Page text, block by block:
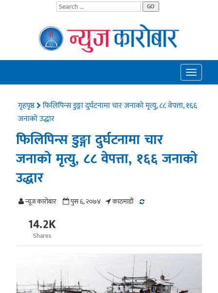
GO
Toggle
गृहपृष्ठ
फिलिपिन्स डुङ्गा दुर्घटनामा चार जनाको मृत्यु, ८८ वेपत्ता, १६६
जनाको उद्धार
फिलिपिन्स डुङ्गा दुर्घटनामा चार
जनाको मृत्यु, ८८ वेपत्ता, १६६ जनाको
उद्धार
न्यूज काराेबार पुस ६, २०७४ काठमाडाैं
14.2K
Shares